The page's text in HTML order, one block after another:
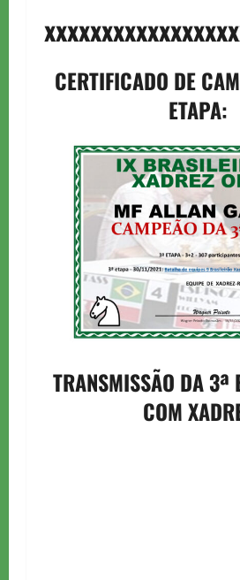
CERTIFICADO DE
ETAPA:
TRANSMISSÃO DA 3ª
COM